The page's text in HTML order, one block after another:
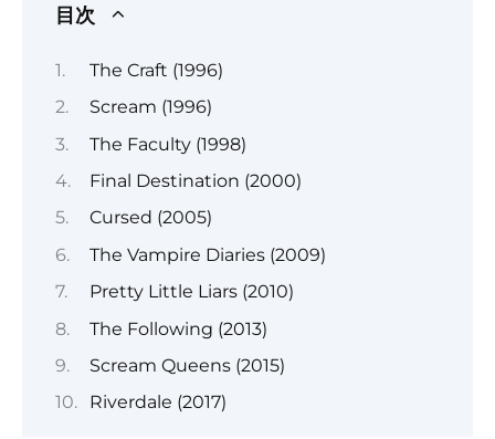
目次
The Craft (1996)
Scream (1996)
The Faculty (1998)
Final Destination (2000)
Cursed (2005)
The Vampire Diaries (2009)
Pretty Little Liars (2010)
The Following (2013)
Scream Queens (2015)
Riverdale (2017)